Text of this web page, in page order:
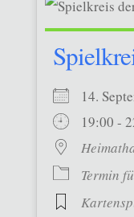
14.
19:00 -
Termin